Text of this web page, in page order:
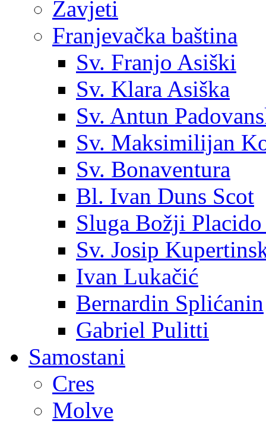
Zavjeti
Franjevačka baština
Sv. Franjo Asiški
Sv. Klara Asiška
Sv. Antun
Sv. Maksimilijan
Sv. Bonaventura
Bl. Ivan Duns Scot
Sluga Božji Placido
Sv. Josip
Ivan Lukačić
Bernardin Splićanin
Gabriel Pulitti
Samostani
Cres
Molve